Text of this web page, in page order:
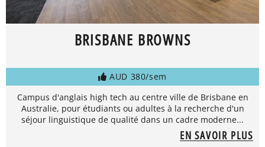
BRISBANE BROWNS
AUD 380/sem
Campus d'anglais high tech au centre ville de Brisbane en
Australie, pour étudiants ou adultes à la recherche d'un
séjour linguistique de qualité dans un cadre moderne...
EN SAVOIR PLUS